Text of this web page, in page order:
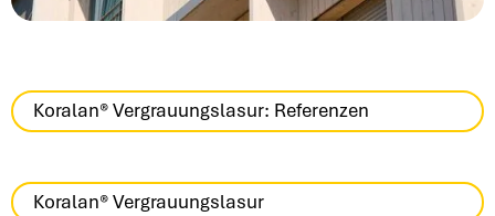
Koralan® Vergrauungslasur: Referenzen
Koralan® Vergrauungslasur